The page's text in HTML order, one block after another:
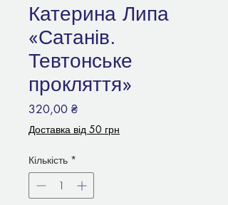
Катерина Липа
«Сатанів.
Тевтонське
прокляття»
320,00 ₴Ціна
Доставка від 50 грн
Кількість *